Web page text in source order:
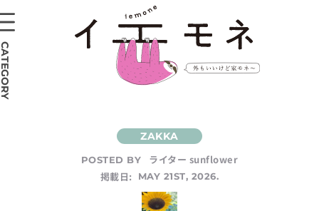
POSTED BY
ライター sunflower
掲載日:
MAY 21ST, 2026.